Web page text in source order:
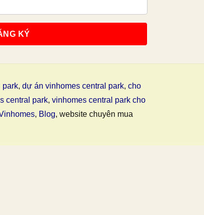
park, dự án vinhomes central park, cho
central park, vinhomes central park cho
, Blog, website chuyên mua